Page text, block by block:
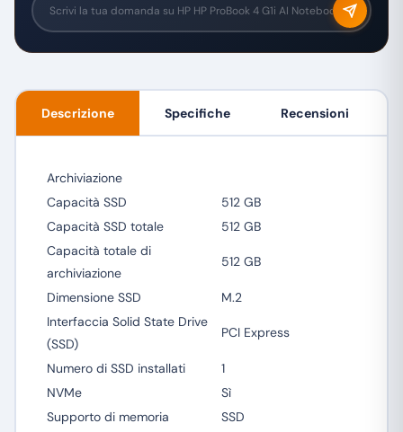
Descrizione Specifiche Recensioni
Archiviazione
Capacità SSD
512 GB
Capacità SSD totale
512 GB
Capacità totale di
archiviazione
512 GB
Dimensione SSD
M.2
Interfaccia Solid State Drive
(SSD)
PCI Express
Numero di SSD installati
1
NVMe
Sì
Supporto di memoria
SSD